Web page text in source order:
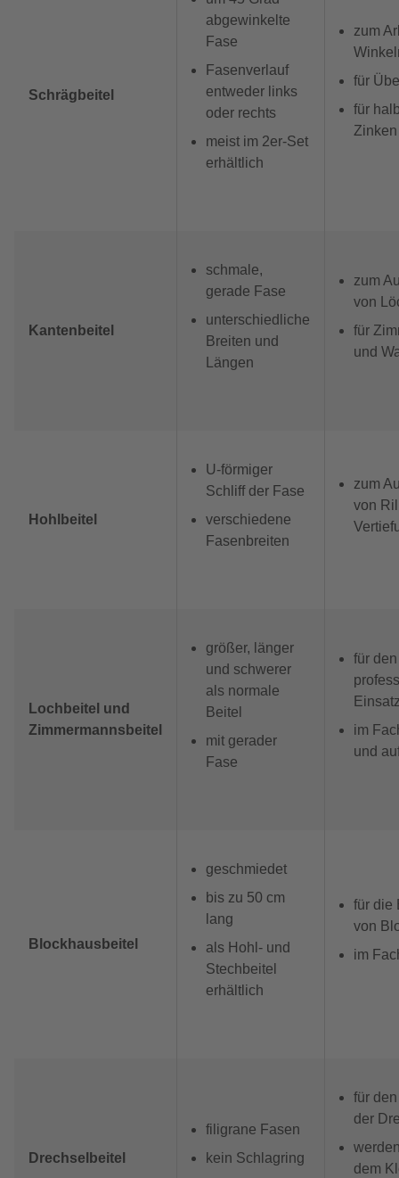
Schrägbeitel
abgewinkelte
Fase
Fasenverlauf
entweder links
oder rechts
meist im 2er-Set
erhältlich
zum
für
für
Zinken
Kantenbeitel
schmale,
gerade Fase
unterschiedliche
Breiten und
Längen
zum
von
für
und
Hohlbeitel
U-förmiger
Schliff der Fase
verschiedene
Fasenbreiten
zum
von
Lochbeitel und
Zimmermannsbeitel
größer, länger
und schwerer
als normale
Beitel
mit gerader
Fase
für den
im
und
Blockhausbeitel
geschmiedet
bis zu 50 cm
lang
als Hohl- und
Stechbeitel
erhältlich
für die
von
im
Drechselbeitel
filigrane Fasen
kein Schlagring
für
der
dem